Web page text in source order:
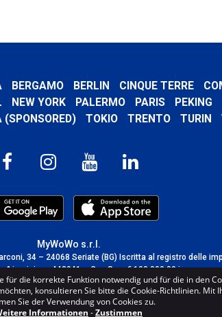
BERGAMO BERLIN CINQUE TERRE
NEW YORK PALERMO PARIS
PEKING
(SPONSORED) TOKIO TRENTO TURIN
MyWoWo s.r.l.
34 – 24068 Seriate (BG) Iscritta al registro delle
iscrizione 443941 – Cap.Soc. € 100.000,00 i.v.
AND CONDITIONS -CREDITS
die korrekte Funktion notwendig und für die in den
konsultieren Sie bitte die Cookie-Richtlinien. Mit
Sie der Verwendung von Cookies zu.
Informationen -Zustimmen